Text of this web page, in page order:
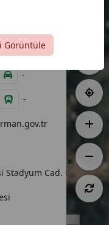
-
-
-
Cad. No:1
Görüntüle